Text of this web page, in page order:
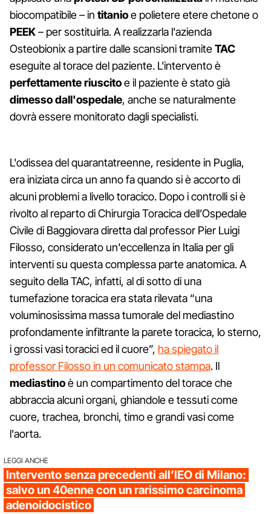
biocompatibile – in titanioe polietere etere chetone o
PEEK– per sostituirla. A realizzarla l'azienda
Osteobionix a partire dalle scansioni tramiteTAC
eseguite al torace del paziente. L'intervento è
perfettamente riuscitoe il paziente è stato già
dimesso dall'ospedale, anche se naturalmente
dovrà essere monitorato dagli specialisti.
L'odissea del quarantatreenne, residente in Puglia,
era iniziata circa un anno fa quando si è accorto di
alcuni problemi a livello toracico. Dopo i controlli si è
rivolto al reparto di Chirurgia Toracica dell’Ospedale
Civile di Baggiovara diretta dal professor Pier Luigi
Filosso, considerato un'eccellenza in Italia per gli
interventi su questa complessa parte anatomica. A
seguito della TAC, infatti, al di sotto di una
tumefazione toracica era stata rilevata “una
voluminosissima massa tumorale del mediastino
profondamente infiltrante la parete toracica, lo sterno,
i grossi vasi toracici ed il cuore”, ha spiegato il
professor Filosso in un comunicato stampa. Il
mediastinoè un compartimento del torace che
abbraccia alcuni organi, ghiandole e tessuti come
cuore, trachea, bronchi, timo e grandi vasi come
l'aorta.
LEGGI ANCHE
Intervento senza precedenti all’IEO di Milano:
salvo un 40enne con un rarissimo carcinoma
adenoidocistico